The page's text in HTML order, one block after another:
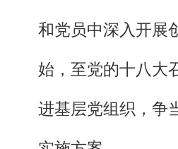
和党员中深入开展
始，至党的十八大
进基层党组织，争